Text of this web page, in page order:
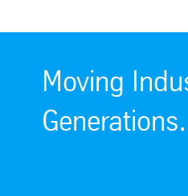
Moving
Generations.